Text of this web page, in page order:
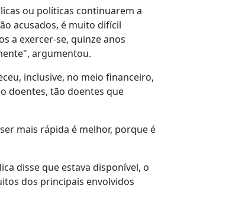
ou políticas continuarem a
acusados, é muito difícil
a exercer-se, quinze anos
argumentou.
inclusive, no meio financeiro,
doentes, tão doentes que
mais rápida é melhor, porque é
disse que estava disponível, o
dos principais envolvidos